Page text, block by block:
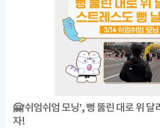
🤗‘쉬엄쉬엄 모닝’, 뻥 뚫린 대로 위 달
자!